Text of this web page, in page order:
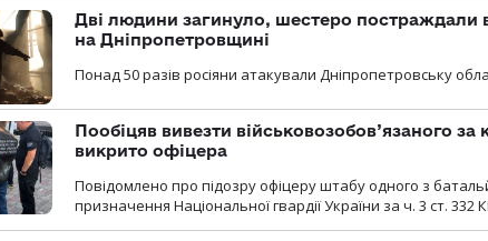
Дві людини загинуло, шестеро постраждали
на Дніпропетровщині
Понад 50 разів росіяни атакували Дніпропетровську
Пообіцяв вивезти військовозобов’язаного за
викрито офіцера
Повідомлено про підозру офіцеру штабу одного з
призначення Національної гвардії України за ч. 3 ст. 332